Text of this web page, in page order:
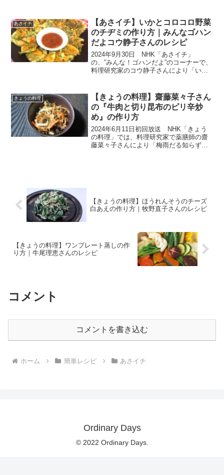
め（めんつゆ1：水2）、冷やしたうどん
をつけていただ...
あさイチ
【あさイチ】いかとコロコロ野菜
のチヂミの作り方｜みんなゴハン
だよコウ静子さんのレシピ
2024年9月30日 NHK「あさイチ」
の、”みんな！ゴハンだよ”のコーナーで、
料理研究家のコウ静子さんにより「いか
食感のチヂミ。生地に上新粉を加えるこ
とで食感よく仕上...
きょうの料理
【きょうの料理】齋藤菜々子さん
の『牛肉と切り昆布のピリ辛炒
め』の作り方
2024年6月11日初回放送 NHK「きょう
の料理」では、料理研究家で薬膳師の齋
藤菜々子さんにより「梅雨だる知らずの
【きょうの料理】ほうれんそうのチーズ
白あえの作り方｜牧野直子さんのレシピ
【きょうの料理】ワンプレート蒸しの作
り方｜牛尾理恵さんのレシピ
コメント
コメントを書き込む
ホーム 簡単レシピ あさイチ
Ordinary Days
© 2022 Ordinary Days.